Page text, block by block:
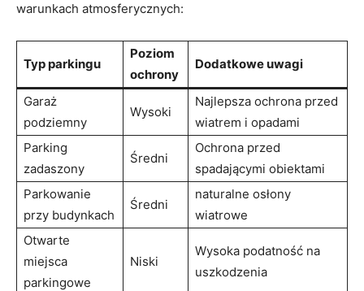
warunkach ⁢atmosferycznych:
Typ parkingu
Poziom
ochrony
Dodatkowe uwagi
Garaż
podziemny
Wysoki
Najlepsza ochrona⁣ przed
⁤wiatrem⁣ i ⁤opadami
Parking
zadaszony
Średni
Ochrona przed
‌spadającymi obiektami
Parkowanie
przy budynkach
Średni
naturalne osłony
wiatrowe
Otwarte
miejsca
parkingowe
Niski
Wysoka podatność na
‌uszkodzenia